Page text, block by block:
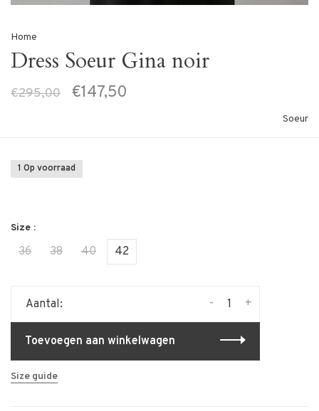
Home
Dress Soeur Gina noir
€295,00 €147,50
Soeur
1 Op voorraad
Size :
36 38 40 42
Aantal: +
-
Toevoegen aan winkelwagen
Size guide